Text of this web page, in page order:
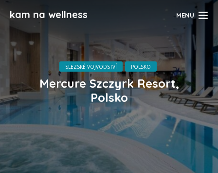
kam na wellness MENU
SLEZSKÉ VOJVODSTVÍ POLSKO
Mercure Szczyrk Resort,
Polsko